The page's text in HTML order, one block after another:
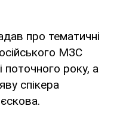
про тематичні
МЗС
поточного року, а
спікера